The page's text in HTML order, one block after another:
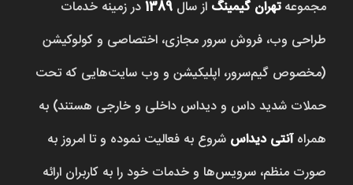
مجموعهتهران گیمینگ از سال 1389در زمینه خدمات
طراحی وب، فروش‌ سرور مجازی، اختصاصی و کولوکیشن
(مخصوص گیم‌سرور، اپلیکیشن و وب سایت‌هایی که تحت
حملات شدید داس و دیداس داخلی و خارجی هستند) به
همراهآنتی دیداس شروع به فعالیت نموده و تا امروز به
صورت منظم، سرویس‌ها و خدمات خود را به کاربران ارائه